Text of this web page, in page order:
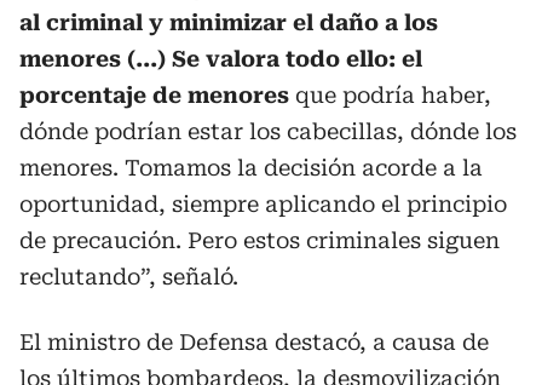
al criminal y minimizar el daño a los
menores (...) Se valora todo ello: el
porcentaje de menores que podría haber,
dónde podrían estar los cabecillas, dónde los
menores. Tomamos la decisión acorde a la
oportunidad, siempre aplicando el principio
de precaución. Pero estos criminales siguen
reclutando”, señaló.
El ministro de Defensa destacó, a causa de
los últimos bombardeos, la desmovilización